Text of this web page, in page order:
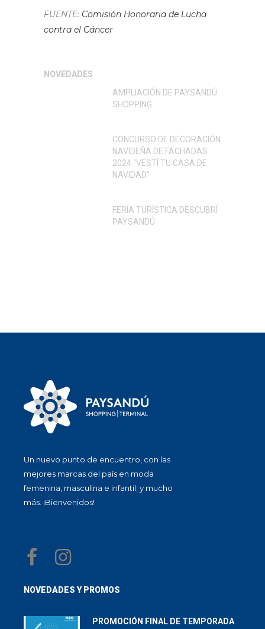
FUENTE: Comisión Honoraria de Lucha
contra el Cáncer
NOVEDADES
AMPLIACIÓN DE PAYSANDÚ
SHOPPING
CONCURSO DE DECORACIÓN
NAVIDEÑA DE FACHADAS
2024 “VESTÍ TU CASA DE
NAVIDAD”
FERIA TURÍSTICA DESCUBRÍ
PAYSANDÚ
Un nuevo punto de encuentro, con las
mejores marcas del país en moda
femenina, masculina e infantil; y mucho
más. ¡Bienvenidos!
NOVEDADES Y PROMOS
PROMOCIÓN FINAL DE TEMPORADA